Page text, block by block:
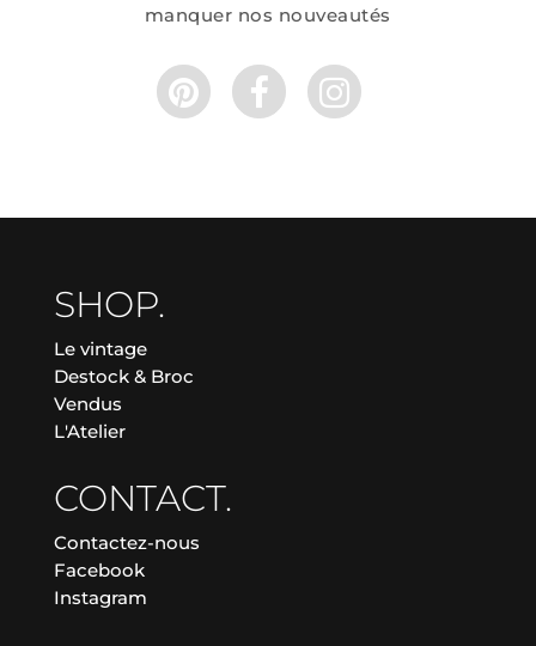
manquer nos nouveautés
SHOP.
Le vintage
Destock & Broc
Vendus
L'Atelier
CONTACT.
Contactez-nous
Facebook
Instagram